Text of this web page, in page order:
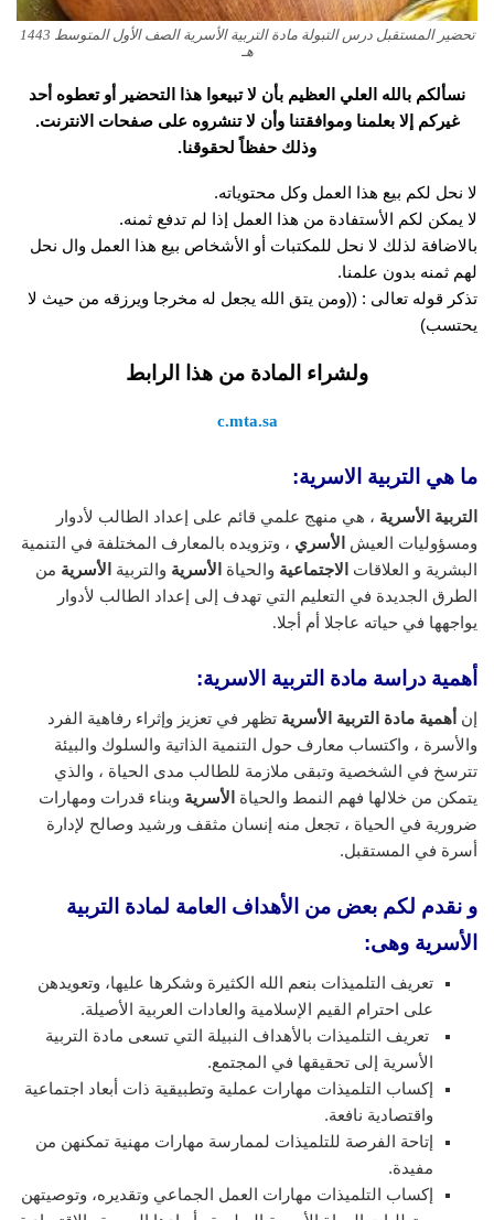
تحضير المستقبل درس التبولة مادة التربية الأسرية الصف الأول المتوسط 1443
هـ
نسألكم بالله العلي العظيم بأن لا تبيعوا هذا التحضير أو تعطوه أحد
غيركم إلا بعلمنا وموافقتنا وأن لا تنشروه على صفحات الانترنت.
وذلك حفظاً لحقوقنا.
لا نحل لكم بيع هذا العمل وكل محتوياته.
لا يمكن لكم الأستفادة من هذا العمل إذا لم تدفع ثمنه.
بالاضافة لذلك لا نحل للمكتبات أو الأشخاص بيع هذا العمل وال نحل
لهم ثمنه بدون علمنا.
تذكر قوله تعالى : ((ومن يتق الله يجعل له مخرجا ويرزقه من حيث لا
يحتسب)
ولشراء المادة من هذا الرابط
c.mta.sa
ما هي التربية الاسرية:
التربية الأسرية ، هي منهج علمي قائم على إعداد الطالب لأدوار
ومسؤوليات العيش
الأسري ، وتزويده بالمعارف المختلفة في التنمية
البشرية و العلاقات
الاجتماعية والحياة الأسرية والتربية الأسرية من
الطرق الجديدة في التعليم التي تهدف إلى إعداد الطالب لأدوار
يواجهها في حياته عاجلا أم أجلا.
أهمية دراسة مادة التربية الاسرية:
إن أهمية مادة التربية الأسرية تظهر في تعزيز وإثراء رفاهية الفرد
والأسرة ، واكتساب معارف حول التنمية الذاتية والسلوك والبيئة
تترسخ في الشخصية وتبقى ملازمة للطالب مدى الحياة ، والذي
يتمكن من خلالها فهم النمط والحياة الأسرية وبناء قدرات ومهارات
ضرورية في الحياة ، تجعل منه إنسان مثقف ورشيد وصالح لإدارة
أسرة في المستقبل.
و نقدم لكم بعض من الأهداف العامة لمادة التربية
الأسرية وهى:
تعريف التلميذات بنعم الله الكثيرة وشكرها عليها، وتعويدهن
على احترام القيم الإسلامية والعادات العربية الأصيلة.
تعريف التلميذات بالأهداف النبيلة التي تسعى مادة التربية
الأسرية إلى تحقيقها في المجتمع.
إكساب التلميذات مهارات عملية وتطبيقية ذات أبعاد اجتماعية
واقتصادية نافعة.
إتاحة الفرصة للتلميذات لممارسة مهارات مهنية تمكنهن من
مفيدة.
إكساب التلميذات مهارات العمل الجماعي وتقديره، وتوصيتهن